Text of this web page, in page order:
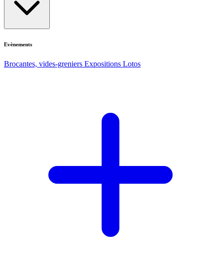
Evènements
Brocantes, vides-greniers Expositions Lotos